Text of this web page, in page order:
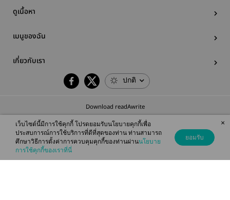
ดูเนื้อหา
เมนูของฉัน
เกี่ยวกับเรา
ปกติ
Download readAwrite
© 2026 readAwrite.com by MEB Corporation Public Company Limited
This site is protected by reCAPTCHA and the Google
เว็บไซต์นี้มีการใช้คุกกี้ โปรดยอมรับนโยบายคุกกี้เพื่อ
ประสบการณ์การใช้บริการที่ดีที่สุดของท่าน ท่านสามารถ
ศึกษาวิธีการตั้งค่าการควบคุมคุกกี้ของท่านผ่านนโยบาย
การใช้คุกกี้ของเราที่นี่
ยอมรับ
×